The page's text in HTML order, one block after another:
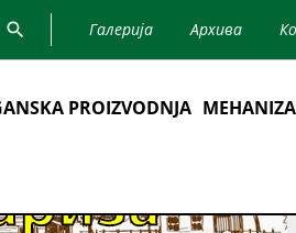
Галерија Архива
PROIZVODNJA